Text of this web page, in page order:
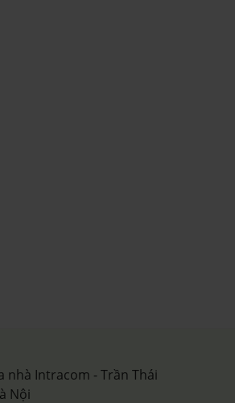
nhà Intracom - Trần Thái
Nội